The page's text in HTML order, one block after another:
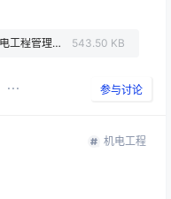
2020年至2024年一级建造师《机电工程管理与实务》章节分值分布.pdf 543.50 KB
参与讨论
机电工程